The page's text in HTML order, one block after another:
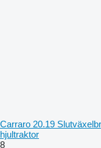
Carraro 20.19
hjultraktor
8